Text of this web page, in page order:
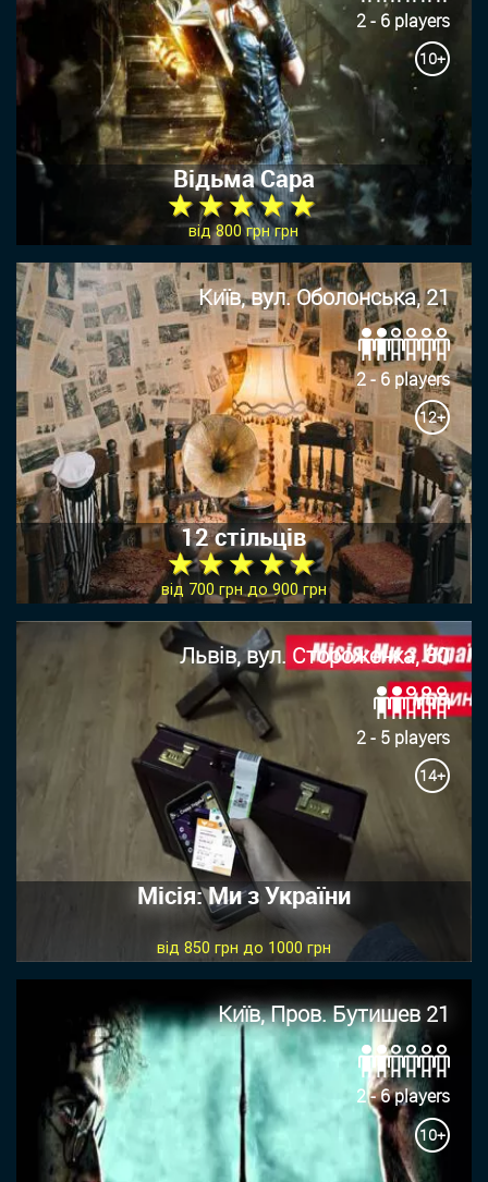
2 - 6 players
10+
Відьма Сара
★ ★ ★ ★ ★
від 800 грн грн
Київ, вул. Оболонська, 21
2 - 6 players
12+
12 стільців
★ ★ ★ ★ ★
від 700 грн до 900 грн
Львів, вул. Стороженка, 30
2 - 5 players
14+
Місія: Ми з України
від 850 грн до 1000 грн
Київ, Пров. Бутишев 21
2 - 6 players
10+